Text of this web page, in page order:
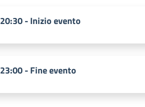
20:30 - Inizio evento
23:00 - Fine evento